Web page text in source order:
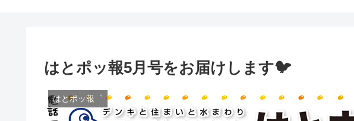
はとポッ報5月号をお届けします🐦
はとポッ報゜